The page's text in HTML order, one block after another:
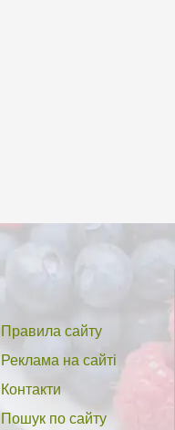
Правила сайту
Реклама на сайті
Контакти
Пошук по сайту